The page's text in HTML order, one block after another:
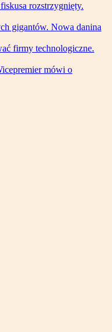
rozstrzygnięty.
gigantów. Nowa danina
firmy technologiczne.
mówi o